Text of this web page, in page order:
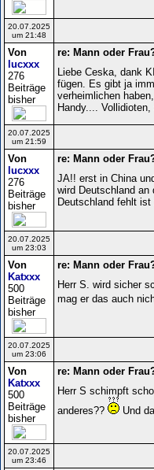
20.07.2025
um 21:48
Von
lucxxx
276
Beiträge
bisher
re: Mann oder
Liebe Ceska, dank
fügen. Es gibt ja
verheimlichen
Handy....
20.07.2025
um 21:59
Von
lucxxx
276
Beiträge
bisher
re: Mann oder
JA!! erst in China
wird Deutschland
Deutschland fehlt ist
20.07.2025
um 23:03
Von
Katxxx
500
Beiträge
bisher
re: Mann oder
Herr S. wird sicher
mag er das auch
20.07.2025
um 23:06
Von
Katxxx
500
Beiträge
bisher
re: Mann oder
Herr S schimpft
anderes??
Und
20.07.2025
um 23:46